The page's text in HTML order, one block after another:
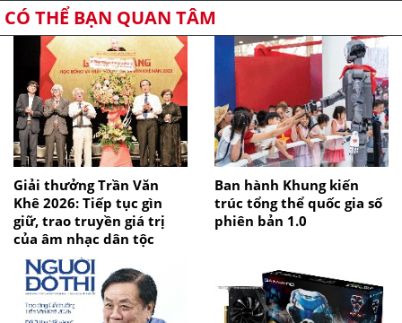
CÓ THỂ BẠN QUAN TÂM
Giải thưởng Trần Văn
Khê 2026: Tiếp tục gìn
giữ, trao truyền giá trị
của âm nhạc dân tộc
Ban hành Khung kiến
trúc tổng thể quốc gia số
phiên bản 1.0